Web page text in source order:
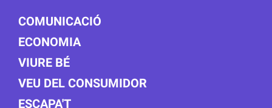
COMUNICACIÓ
ECONOMIA
VIURE BÉ
VEU DEL CONSUMIDOR
ESCAPA'T